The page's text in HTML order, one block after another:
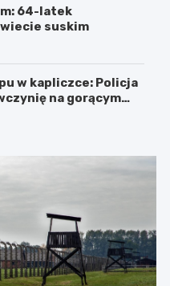
64-latek
suskim
w kapliczce: Policja
na gorącym